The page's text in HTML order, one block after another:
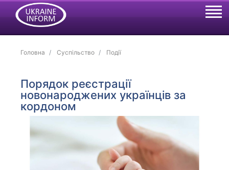
Головна Суспільство Події
Порядок реєстрації
новонароджених українців за
кордоном